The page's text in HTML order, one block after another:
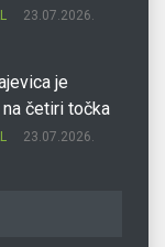
23.07.2026.
je
na četiri točka
23.07.2026.